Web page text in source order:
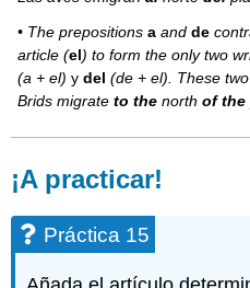
• The prepositionsa andde
article (el) to form the only two
(a + el)ydel (de + el). These
Brids migrateto the northof the
¡A practicar!
Práctica 15